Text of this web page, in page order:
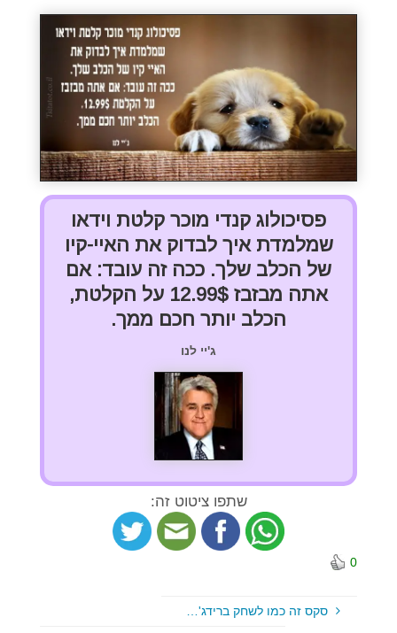
פסיכולוג קנדי מוכר קלטת וידאו
שמלמדת איך לבדוק את האיי-קיו
של הכלב שלך. ככה זה עובד: אם
אתה מבזבז 12.99$ על הקלטת,
הכלב יותר חכם ממך.
ג'יי לנו
שתפו ציטוט זה:
0
סקס זה כמו לשחק ברידג'…